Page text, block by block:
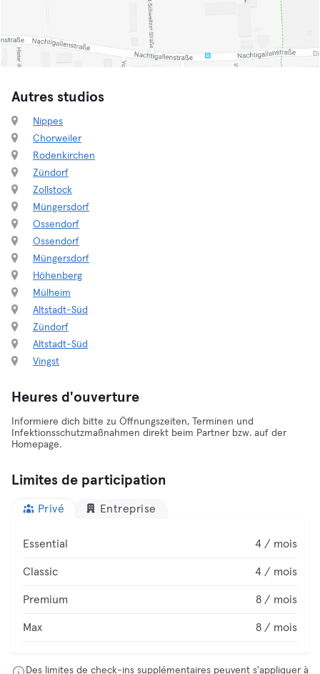
Autres studios
Nippes
Chorweiler
Rodenkirchen
Zündorf
Zollstock
Müngersdorf
Ossendorf
Ossendorf
Müngersdorf
Höhenberg
Mülheim
Altstadt-Süd
Zündorf
Altstadt-Süd
Vingst
Heures d'ouverture
Informiere dich bitte zu Öffnungszeiten, Terminen und
Infektionsschutzmaßnahmen direkt beim Partner bzw. auf der
Homepage.
Limites de participation
Privé Entreprise
Essential 4 / mois
Classic 4 / mois
Premium 8 / mois
Max 8 / mois
Des limites de check-ins supplémentaires peuvent s'appliquer à